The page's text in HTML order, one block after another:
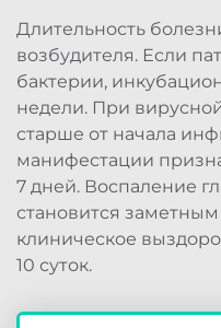
Длительность
возбудителя. Если
бактерии,
недели. При
старше от начала
манифестации
7 дней. Воспаление
становится
клиническое
10 суток.